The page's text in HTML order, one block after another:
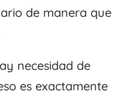
de manera que
necesidad de
es exactamente